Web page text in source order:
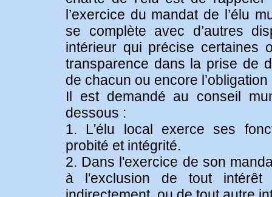
l’exercice du mandat de l’élu
se complète avec d’autres
intérieur qui précise certaines
transparence dans la prise de
de chacun ou encore
Il est demandé au conseil
dessous :
1. L'élu local exerce ses
probité et intégrité.
2. Dans l'exercice de son
à l'exclusion de tout intérêt